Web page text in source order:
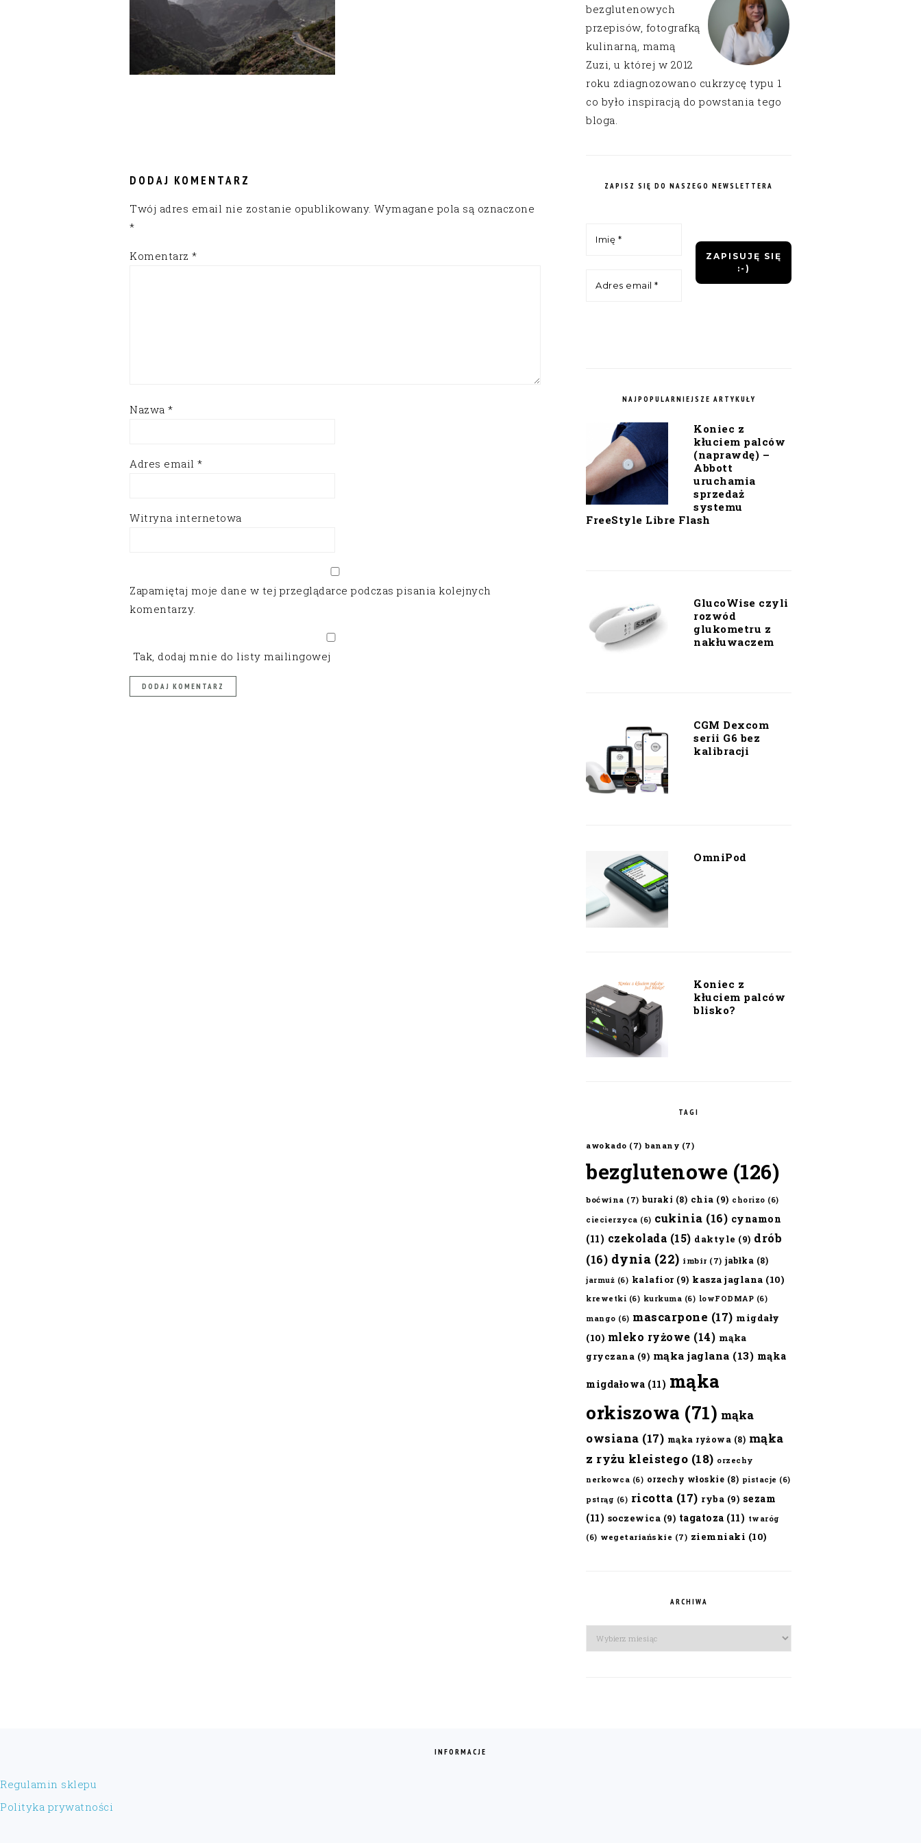
DODAJ KOMENTARZ
Twój adres email nie zostanie opublikowany. Wymagane pola są oznaczone
*
Komentarz *
Nazwa *
Adres email *
Witryna internetowa
Zapamiętaj moje dane w tej przeglądarce podczas pisania kolejnych
komentarzy.
Tak, dodaj mnie do listy mailingowej
bezglutenowych
przepisów, fotografką
kulinarną, mamą
Zuzi, u której w 2012
roku zdiagnozowano cukrzycę typu 1
co było inspiracją do powstania tego
bloga.
ZAPISZ SIĘ DO NASZEGO NEWSLETTERA
NAJPOPULARNIEJSZE ARTYKUŁY
Koniec z
kłuciem palców
(naprawdę) –
Abbott
uruchamia
sprzedaż
systemu
FreeStyle Libre Flash
GlucoWise czyli
rozwód
glukometru z
nakłuwaczem
CGM Dexcom
serii G6 bez
kalibracji
OmniPod
Koniec z
kłuciem palców
blisko?
TAGI
awokado (7) banany (7)
bezglutenowe (126)
boćwina (7) buraki (8) chia (9) chorizo (6)
ciecierzyca (6) cukinia (16) cynamon
(11) czekolada (15) daktyle (9) drób
(16) dynia (22) imbir (7) jabłka (8)
jarmuż (6) kalafior(9) kasza jaglana (10)
krewetki (6) kurkuma (6) lowFODMAP (6)
mango (6) mascarpone (17) migdały
(10) mleko ryżowe (14) mąka
gryczana (9) mąka jaglana (13) mąka
migdałowa (11) mąka
orkiszowa (71) mąka
owsiana (17) mąka ryżowa (8) mąka
z ryżu kleistego (18) orzechy
nerkowca (6) orzechy włoskie (8) pistacje (6)
pstrąg (6) ricotta (17) ryba (9) sezam
(11) soczewica (9) tagatoza (11) twaróg
(6) wegetariańskie (7) ziemniaki (10)
ARCHIWA
Archiwa
INFORMACJE
Regulamin sklepu
Polityka prywatności